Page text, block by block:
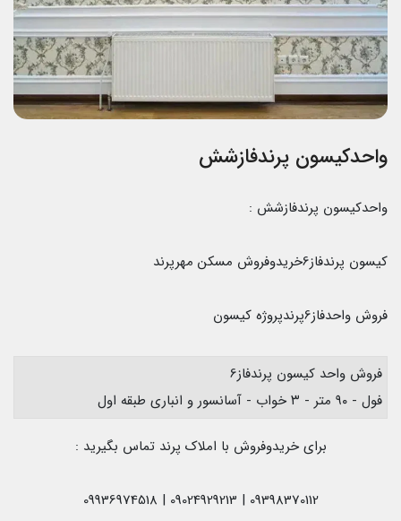
واحدکیسون پرندفازشش
واحدکیسون پرندفازشش :
کیسون پرندفاز6خریدوفروش مسکن مهرپرند
فروش واحدفاز6پرندپروژه کیسون
فروش واحد کیسون پرندفاز6
فول - ۹۰ متر - ۳ خواب - آسانسور و انباری طبقه اول
برای خریدوفروش با املاک پرند تماس بگیرید :
09398370112 | 09024929213 | 09936974518